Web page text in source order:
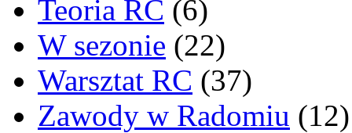
Teoria RC (6)
W sezonie (22)
Warsztat RC (37)
Zawody w Radomiu (12)